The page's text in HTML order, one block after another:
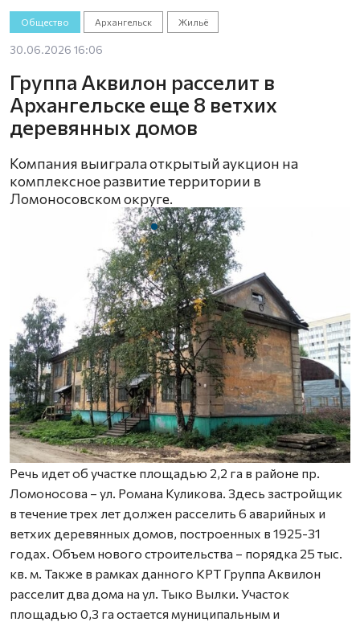
Общество Архангельск Жильё
30.06.2026 16:06
Группа Аквилон расселит в
Архангельске еще 8 ветхих
деревянных домов
Компания выиграла открытый аукцион на
комплексное развитие территории в
Ломоносовском округе.
Речь идет об участке площадью 2,2 га в районе пр.
Ломоносова – ул. Романа Куликова. Здесь застройщик
в течение трех лет должен расселить 6 аварийных и
ветхих деревянных домов, построенных в 1925-31
годах. Объем нового строительства – порядка 25 тыс.
кв. м. Также в рамках данного КРТ Группа Аквилон
расселит два дома на ул. Тыко Вылки. Участок
площадью 0,3 га остается муниципальным и